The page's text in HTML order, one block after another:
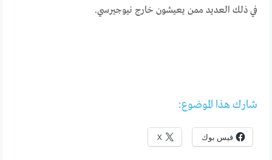
في ذلك العديد ممن يعيشون خارج نيوجيرسي.
شارك هذا الموضوع:
فيس بوك X